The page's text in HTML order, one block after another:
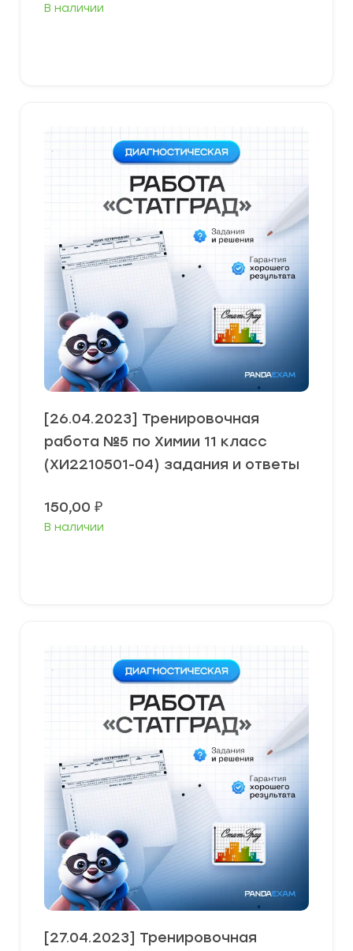
В наличии
[26.04.2023] Тренировочная
работа №5 по Химии 11 класс
(ХИ2210501-04) задания и ответы
150,00 ₽
В наличии
[27.04.2023] Тренировочная